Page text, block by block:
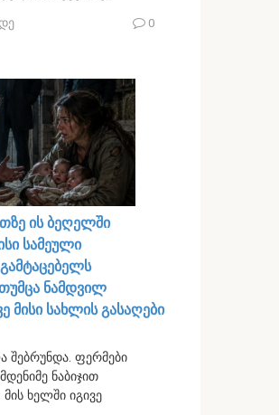
0
ის ბეღელში
სამეული
ნამდვილ
მისი სახლის გასაღები
შებრუნდა. ფერმები
ნაბიჯით
ხელში იგივე